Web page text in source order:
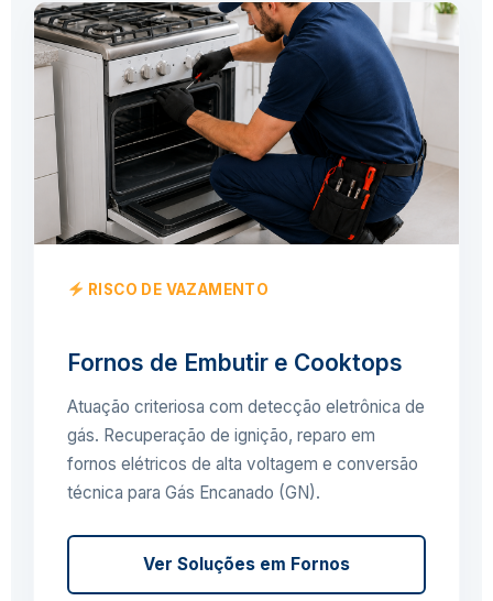
RISCO DE VAZAMENTO
Fornos de Embutir e Cooktops
Atuação criteriosa com detecção eletrônica de
gás. Recuperação de ignição, reparo em
fornos elétricos de alta voltagem e conversão
técnica para Gás Encanado (GN).
Ver Soluções em Fornos